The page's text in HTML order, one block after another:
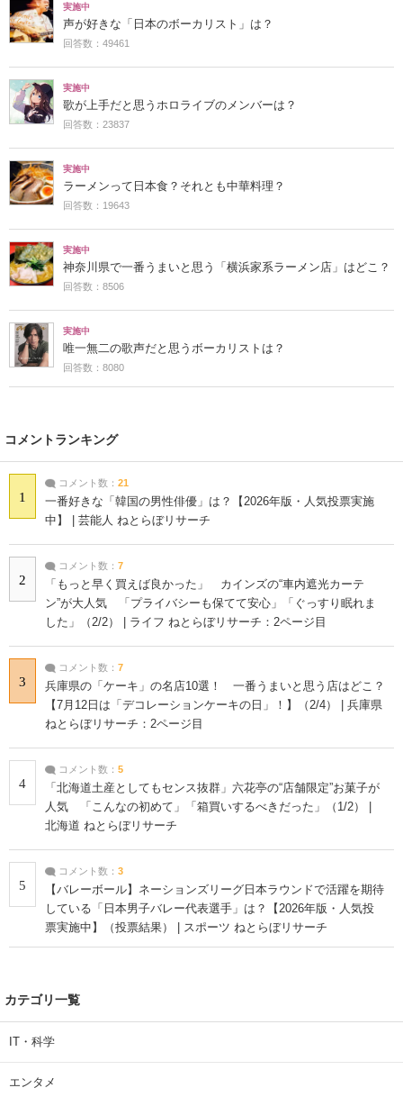
実施中
声が好きな「日本のボーカリスト」は？
回答数：49461
実施中
歌が上手だと思うホロライブのメンバーは？
回答数：23837
実施中
ラーメンって日本食？それとも中華料理？
回答数：19643
実施中
神奈川県で一番うまいと思う「横浜家系ラーメン店」はどこ？
回答数：8506
実施中
唯一無二の歌声だと思うボーカリストは？
回答数：8080
コメントランキング
1
コメント数： 21
一番好きな「韓国の男性俳優」は？【2026年版・人気投票実施
中】 | 芸能人 ねとらぼリサーチ
2
コメント数： 7
「もっと早く買えば良かった」 カインズの“車内遮光カーテ
ン”が大人気 「プライバシーも保てて安心」「ぐっすり眠れま
した」（2/2） | ライフ ねとらぼリサーチ：2ページ目
3
コメント数： 7
兵庫県の「ケーキ」の名店10選！ 一番うまいと思う店はどこ？
【7月12日は「デコレーションケーキの日」！】（2/4） | 兵庫県
ねとらぼリサーチ：2ページ目
4
コメント数： 5
「北海道土産としてもセンス抜群」六花亭の“店舗限定”お菓子が
人気 「こんなの初めて」「箱買いするべきだった」（1/2） |
北海道 ねとらぼリサーチ
5
コメント数： 3
【バレーボール】ネーションズリーグ日本ラウンドで活躍を期待
している「日本男子バレー代表選手」は？【2026年版・人気投
票実施中】（投票結果） | スポーツ ねとらぼリサーチ
カテゴリ一覧
IT・科学
エンタメ